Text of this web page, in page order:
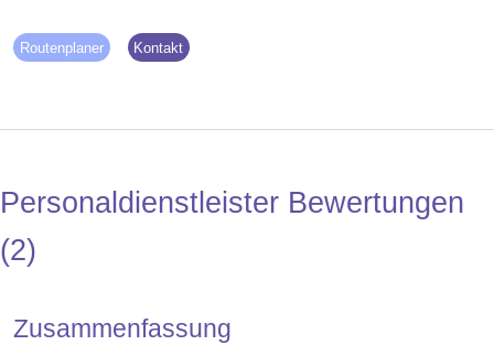
Routenplaner Kontakt
Personaldienstleister Bewertungen
2
Zusammenfassung